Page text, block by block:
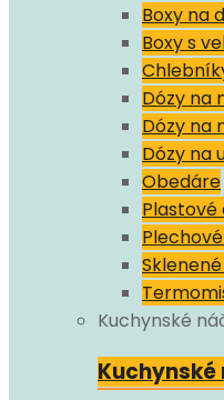
Boxy na
Boxy s
Dózy na
Dózy na
Dózy na
Obedáre
Plastové
Kuchynské
Kuchynské